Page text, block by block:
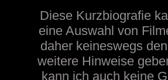
Diese Kurzbiografie
eine Auswahl von
daher keineswegs
weitere Hinweise
kann ich auch keine